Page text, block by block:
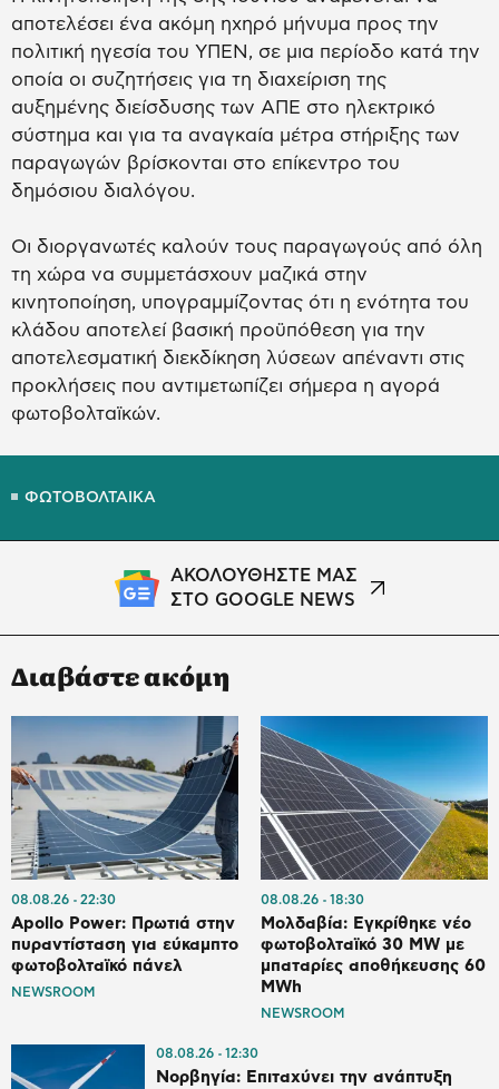
αποτελέσει ένα ακόμη ηχηρό μήνυμα προς την
πολιτική ηγεσία του ΥΠΕΝ, σε μια περίοδο κατά την
οποία οι συζητήσεις για τη διαχείριση της
αυξημένης διείσδυσης των ΑΠΕ στο ηλεκτρικό
σύστημα και για τα αναγκαία μέτρα στήριξης των
παραγωγών βρίσκονται στο επίκεντρο του
δημόσιου διαλόγου.
Οι διοργανωτές καλούν τους παραγωγούς από όλη
τη χώρα να συμμετάσχουν μαζικά στην
κινητοποίηση, υπογραμμίζοντας ότι η ενότητα του
κλάδου αποτελεί βασική προϋπόθεση για την
αποτελεσματική διεκδίκηση λύσεων απέναντι στις
προκλήσεις που αντιμετωπίζει σήμερα η αγορά
φωτοβολταϊκών.
ΦΩΤΟΒΟΛΤΑΙΚΑ
ΑΚΟΛΟΥΘΗΣΤΕ ΜΑΣ
ΣΤΟ GOOGLE NEWS
Διαβάστε ακόμη
08.08.26 22:30
Apollo Power: Πρωτιά στην
πυραντίσταση για εύκαμπτο
φωτοβολταϊκό πάνελ
NEWSROOM
08.08.26 18:30
Μολδαβία: Εγκρίθηκε νέο
φωτοβολταϊκό 30 MW με
μπαταρίες αποθήκευσης 60
MWh
NEWSROOM
08.08.26 12:30
Νορβηγία: Επιταχύνει την ανάπτυξη